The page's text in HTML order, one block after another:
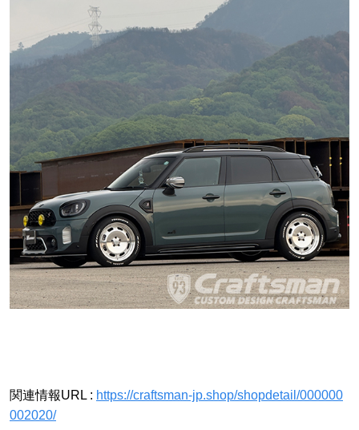
関連情報URL : https://craftsman-jp.shop/shopdetail/000000
002020/